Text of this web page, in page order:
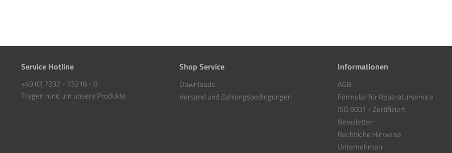
Service Hotline
+49 (0) 7232 - 73218 - 0
Fragen rund um unsere Produkte
Shop Service
Downloads
Versand und Zahlungsbedingungen
Informationen
AGB
Formular für Reparaturservice
ISO 9001 - Zertifiziert
Newsletter
Rechtliche Hinweise
Unternehmen